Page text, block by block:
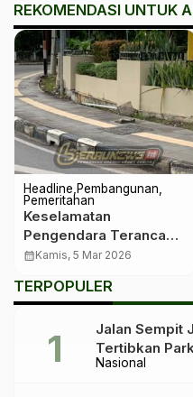
REKOMENDASI UNTUK
Headline Pembangunan
Pemeritahan
Keselamatan
Pengendara Terancam,
Rambu Roboh di
Berau
calendar_monthKamis, 5 Mar 2026
TERPOPULER
Nasional
Jalan Sempit
Tertibkan